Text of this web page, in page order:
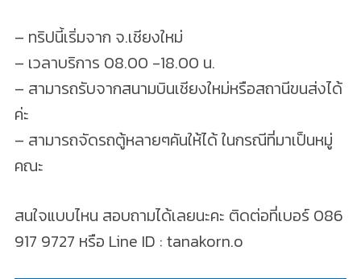
– ทริปนี้เริ่มจาก จ.เชียงใหม่
– เวลาบริการ 08.00 -18.00 น.
– สามารถรับจากสนามบินเชียงใหม่หรือสถานีขนส่งได้
ค่ะ
– สามารถจัดรถตู้หลายๆคันให้ได้ ในกรณีที่มาเป็นหมู่
คณะ
สนใจแบบไหน สอบถามได้เลยนะคะ ติดต่อที่เบอร์ 086
917 9727 หรือ Line ID : tanakorn.o